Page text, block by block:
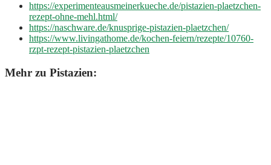
https://experimenteausmeinerkueche.de/pistazien-plaetzchen-
rezept-ohne-mehl.html/
https://naschware.de/knusprige-pistazien-plaetzchen/
https://www.livingathome.de/kochen-feiern/rezepte/10760-
rzpt-rezept-pistazien-plaetzchen
Mehr zu Pistazien: